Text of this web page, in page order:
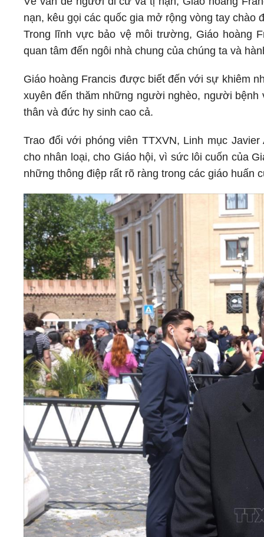
nạn, kêu gọi các quốc gia mở rộng vòng tay chào
Trong lĩnh vực bảo vệ môi trường, Giáo hoàng
quan tâm đến ngôi nhà chung của chúng ta và
Giáo hoàng Francis được biết đến với sự khiêm
xuyên đến thăm những người nghèo, người
thân và đức hy sinh cao cả.
Trao đổi với phóng viên TTXVN, Linh mục
cho nhân loại, cho Giáo hội, vì sức lôi cuốn của
những thông điệp rất rõ ràng trong các giáo huấn